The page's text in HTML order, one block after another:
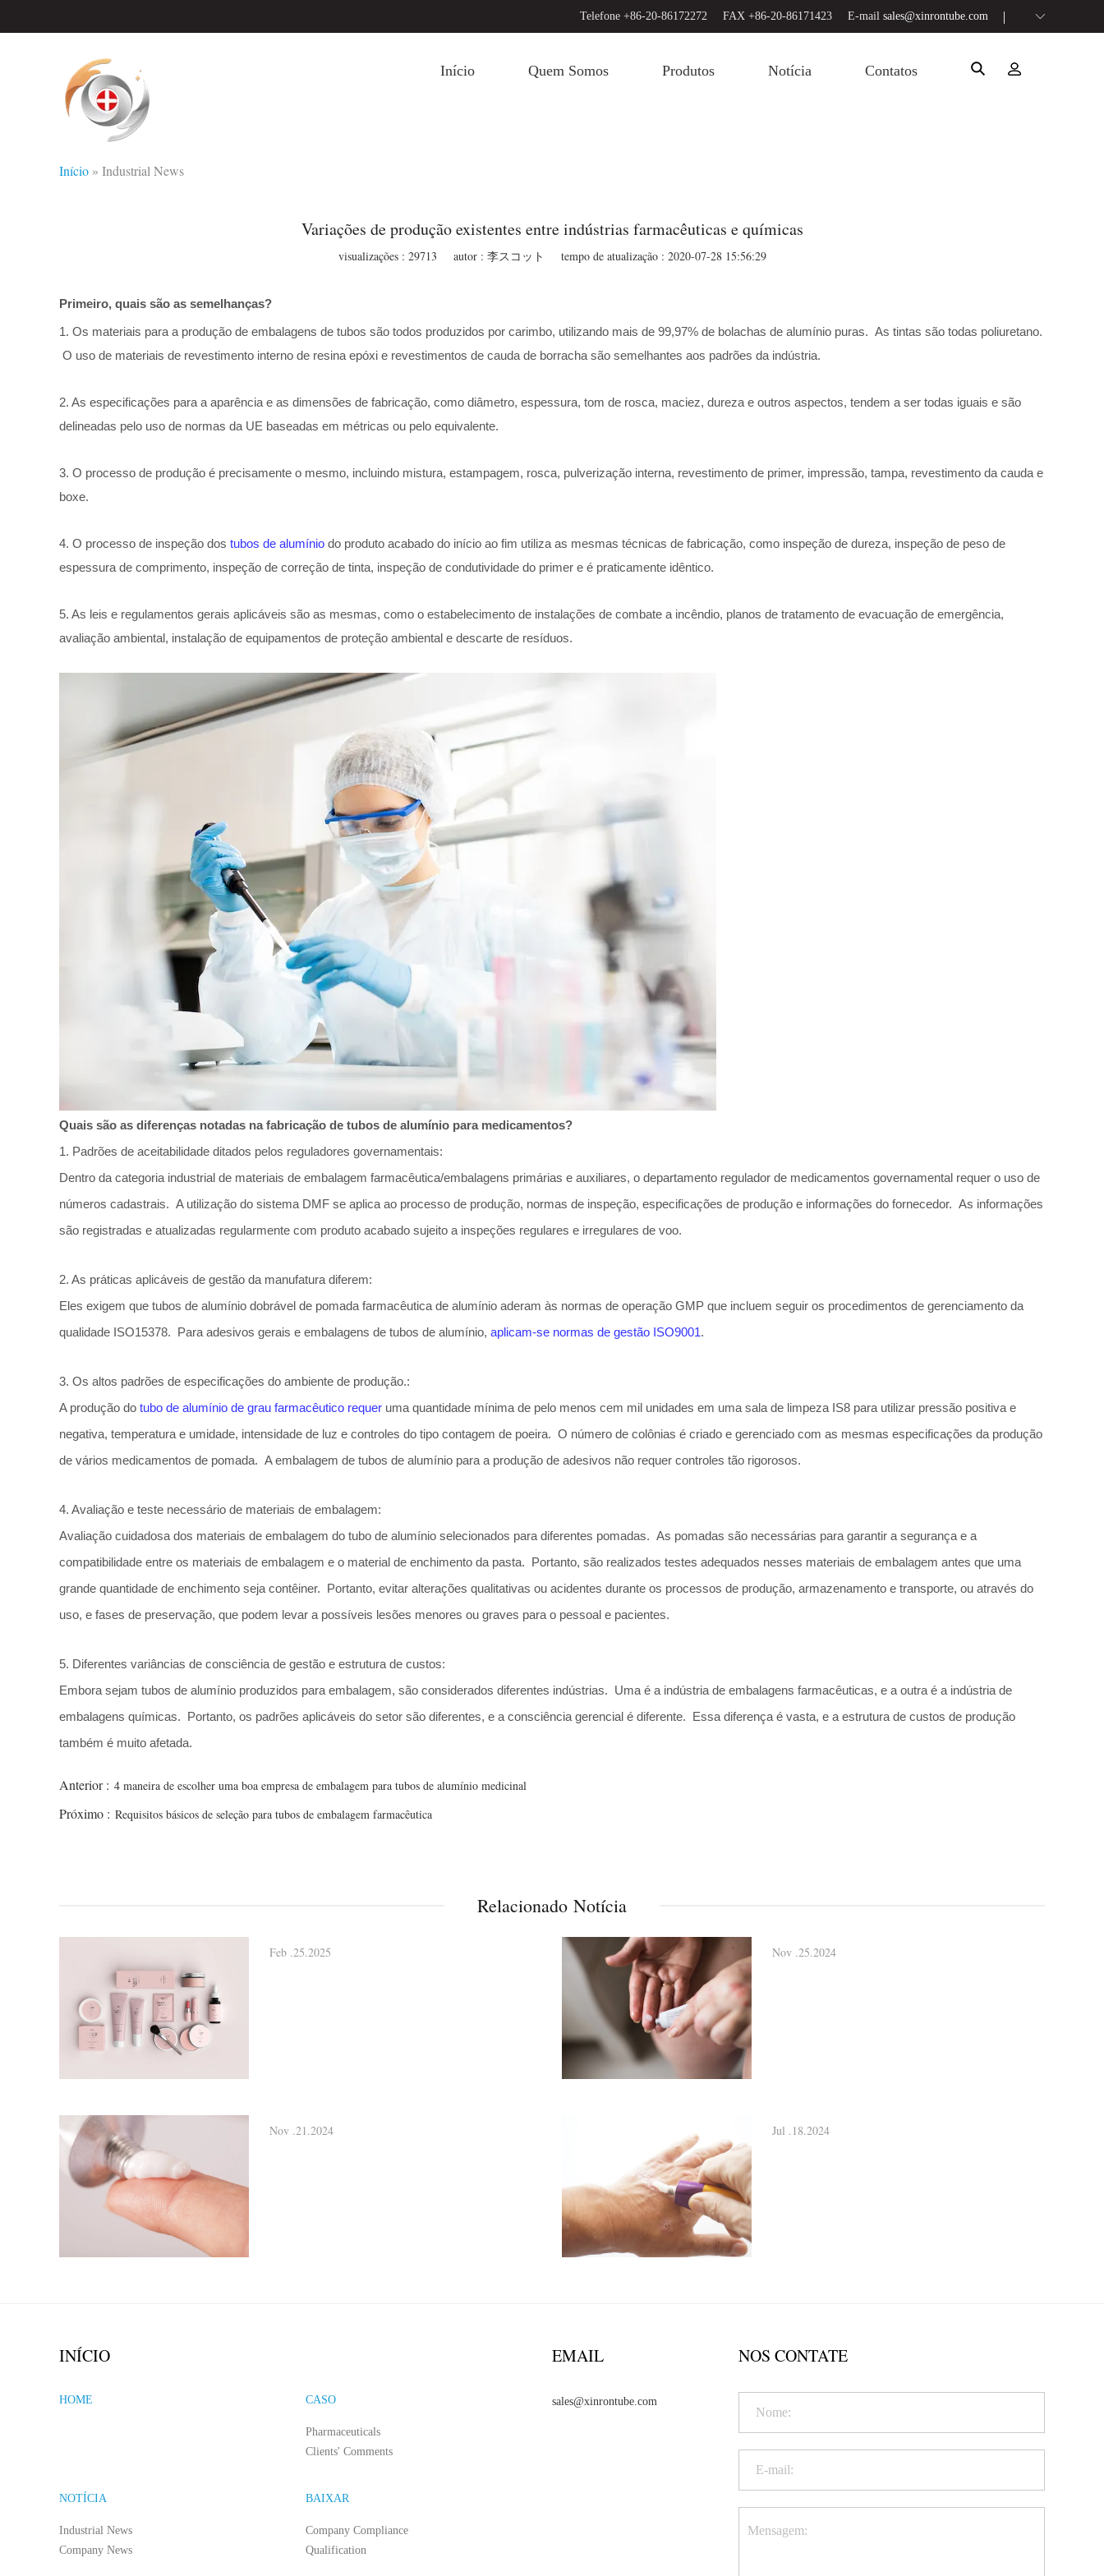
Telefone +86-20-86172272 FAX +86-20-86171423 E-mail sales@xinrontube.com
Início Quem Somos Produtos Notícia Contatos
Início » Industrial News
Variações de produção existentes entre indústrias farmacêuticas e químicas
visualizações : 29713 autor : 李スコット tempo de atualização : 2020-07-28 15:56:29
Primeiro, quais são as semelhanças?
1. Os materiais para a produção de embalagens de tubos são todos produzidos por carimbo, utilizando mais de 99,97% de bolachas de alumínio puras. As tintas são todas poliuretano.
O uso de materiais de revestimento interno de resina epóxi e revestimentos de cauda de borracha são semelhantes aos padrões da indústria.
2. As especificações para a aparência e as dimensões de fabricação, como diâmetro, espessura, tom de rosca, maciez, dureza e outros aspectos, tendem a ser todas iguais e são
delineadas pelo uso de normas da UE baseadas em métricas ou pelo equivalente.
3. O processo de produção é precisamente o mesmo, incluindo mistura, estampagem, rosca, pulverização interna, revestimento de primer, impressão, tampa, revestimento da cauda e
boxe.
4. O processo de inspeção dos tubos de alumínio do produto acabado do início ao fim utiliza as mesmas técnicas de fabricação, como inspeção de dureza, inspeção de peso de
espessura de comprimento, inspeção de correção de tinta, inspeção de condutividade do primer e é praticamente idêntico.
5. As leis e regulamentos gerais aplicáveis são as mesmas, como o estabelecimento de instalações de combate a incêndio, planos de tratamento de evacuação de emergência,
avaliação ambiental, instalação de equipamentos de proteção ambiental e descarte de resíduos.
Quais são as diferenças notadas na fabricação de tubos de alumínio para medicamentos?
1. Padrões de aceitabilidade ditados pelos reguladores governamentais:
Dentro da categoria industrial de materiais de embalagem farmacêutica/embalagens primárias e auxiliares, o departamento regulador de medicamentos governamental requer o uso de
números cadastrais. A utilização do sistema DMF se aplica ao processo de produção, normas de inspeção, especificações de produção e informações do fornecedor. As informações
são registradas e atualizadas regularmente com produto acabado sujeito a inspeções regulares e irregulares de voo.
2. As práticas aplicáveis de gestão da manufatura diferem:
Eles exigem que tubos de alumínio dobrável de pomada farmacêutica de alumínio aderam às normas de operação GMP que incluem seguir os procedimentos de gerenciamento da
qualidade ISO15378. Para adesivos gerais e embalagens de tubos de alumínio, aplicam-se normas de gestão ISO9001.
3. Os altos padrões de especificações do ambiente de produção.:
A produção do tubo de alumínio de grau farmacêutico requer uma quantidade mínima de pelo menos cem mil unidades em uma sala de limpeza IS8 para utilizar pressão positiva e
negativa, temperatura e umidade, intensidade de luz e controles do tipo contagem de poeira. O número de colônias é criado e gerenciado com as mesmas especificações da produção
de vários medicamentos de pomada. A embalagem de tubos de alumínio para a produção de adesivos não requer controles tão rigorosos.
4. Avaliação e teste necessário de materiais de embalagem:
Avaliação cuidadosa dos materiais de embalagem do tubo de alumínio selecionados para diferentes pomadas. As pomadas são necessárias para garantir a segurança e a
compatibilidade entre os materiais de embalagem e o material de enchimento da pasta. Portanto, são realizados testes adequados nesses materiais de embalagem antes que uma
grande quantidade de enchimento seja contêiner. Portanto, evitar alterações qualitativas ou acidentes durante os processos de produção, armazenamento e transporte, ou através do
uso, e fases de preservação, que podem levar a possíveis lesões menores ou graves para o pessoal e pacientes.
5. Diferentes variâncias de consciência de gestão e estrutura de custos:
Embora sejam tubos de alumínio produzidos para embalagem, são considerados diferentes indústrias. Uma é a indústria de embalagens farmacêuticas, e a outra é a indústria de
embalagens químicas. Portanto, os padrões aplicáveis do setor são diferentes, e a consciência gerencial é diferente. Essa diferença é vasta, e a estrutura de custos de produção
também é muito afetada.
Anterior : 4 maneira de escolher uma boa empresa de embalagem para tubos de alumínio medicinal
Próximo : Requisitos básicos de seleção para tubos de embalagem farmacêutica
Relacionado Notícia
Feb .25.2025 Nov .25.2024
Nov .21.2024 Jul .18.2024
INÍCIO
HOME CASO
Pharmaceuticals
Clients' Comments
NOTÍCIA
Industrial News
Company News
BAIXAR
Company Compliance
Qualification
EMAIL
sales@xinrontube.com
NOS CONTATE